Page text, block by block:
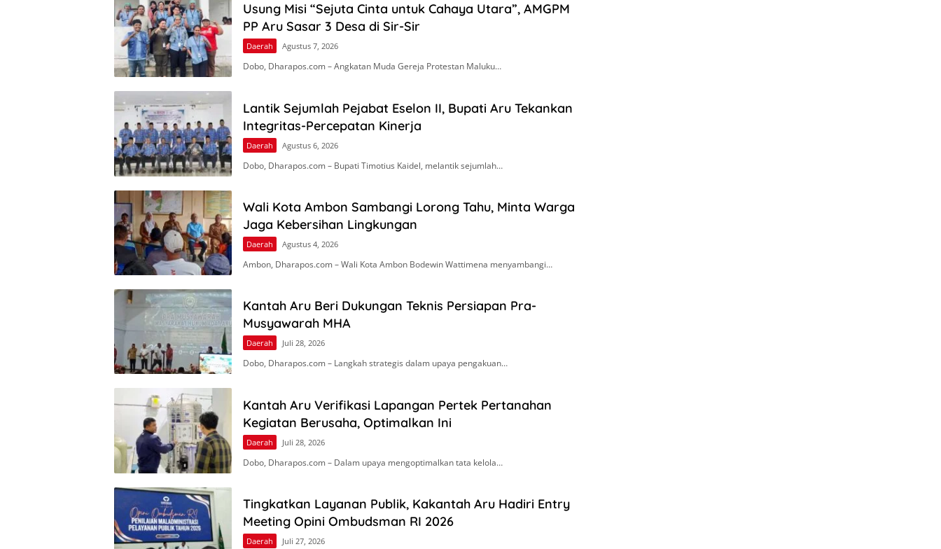
Usung Misi “Sejuta Cinta untuk Cahaya Utara”, AMGPM
PP Aru Sasar 3 Desa di Sir-Sir
Daerah Agustus 7, 2026
Dobo, Dharapos.com – Angkatan Muda Gereja Protestan Maluku…
Lantik Sejumlah Pejabat Eselon II, Bupati Aru Tekankan
Integritas-Percepatan Kinerja
Daerah Agustus 6, 2026
Dobo, Dharapos.com – Bupati Timotius Kaidel, melantik sejumlah…
Wali Kota Ambon Sambangi Lorong Tahu, Minta Warga
Jaga Kebersihan Lingkungan
Daerah Agustus 4, 2026
Ambon, Dharapos.com – Wali Kota Ambon Bodewin Wattimena menyambangi…
Kantah Aru Beri Dukungan Teknis Persiapan Pra-
Musyawarah MHA
Daerah Juli 28, 2026
Dobo, Dharapos.com – Langkah strategis dalam upaya pengakuan…
Kantah Aru Verifikasi Lapangan Pertek Pertanahan
Kegiatan Berusaha, Optimalkan Ini
Daerah Juli 28, 2026
Dobo, Dharapos.com – Dalam upaya mengoptimalkan tata kelola…
Tingkatkan Layanan Publik, Kakantah Aru Hadiri Entry
Meeting Opini Ombudsman RI 2026
Daerah Juli 27, 2026